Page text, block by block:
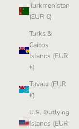
Turkmenistan
(EUR €)
Turks &
Caicos
Islands (EUR
€)
Tuvalu (EUR
€)
U.S. Outlying
Islands (EUR